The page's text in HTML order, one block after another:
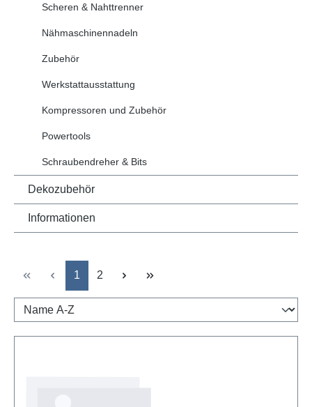
Scheren & Nahttrenner
Nähmaschinennadeln
Zubehör
Werkstattausstattung
Kompressoren und Zubehör
Powertools
Schraubendreher & Bits
Dekozubehör
Informationen
Seite
1 Seite
2